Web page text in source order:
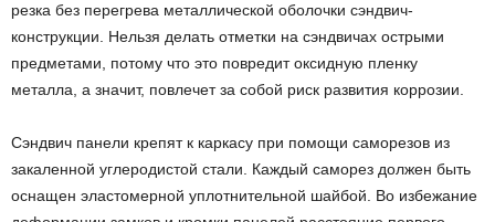
резка без перегрева металлической оболочки сэндвич-
конструкции. Нельзя делать отметки на сэндвичах острыми
предметами, потому что это повредит оксидную пленку
металла, а значит, повлечет за собой риск развития коррозии.
Сэндвич панели крепят к каркасу при помощи саморезов из
закаленной углеродистой стали. Каждый саморез должен быть
оснащен эластомерной уплотнительной шайбой. Во избежание